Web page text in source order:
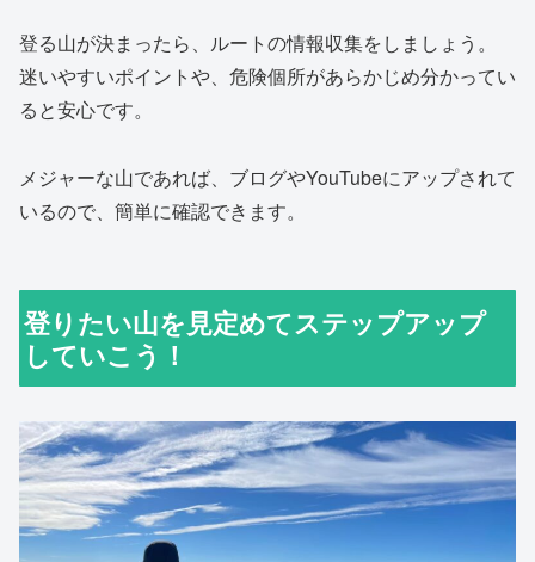
登る山が決まったら、ルートの情報収集をしましょう。
迷いやすいポイントや、危険個所があらかじめ分かってい
ると安心です。
メジャーな山であれば、ブログやYouTubeにアップされて
いるので、簡単に確認できます。
登りたい山を見定めてステップアップ
していこう！